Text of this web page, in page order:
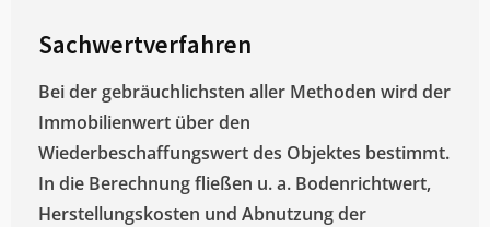
Sachwertverfahren
Bei der gebräuchlichsten aller Methoden wird der
Immobilienwert über den
Wiederbeschaffungswert des Objektes bestimmt.
In die Berechnung fließen u. a. Bodenrichtwert,
Herstellungskosten und Abnutzung der